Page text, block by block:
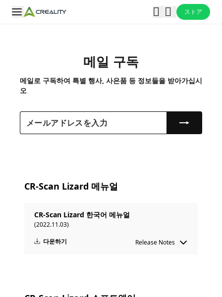
ストア
메일 구독
메일로 구독하여 특별 행사, 사은품 등 정보들을 받아가십시
오
CR-Scan Lizard 메뉴얼
CR-Scan Lizard 한국어 메뉴얼
(2022.11.03)
다운하기
Release Notes